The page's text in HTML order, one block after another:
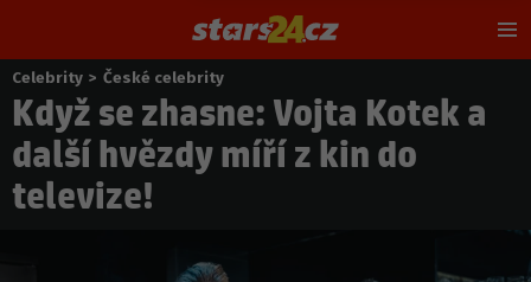
Nacházíte
se
zde:
Celebrity > České celebrity
Když se zhasne: Vojta Kotek a
další hvězdy míří z kin do
televize!